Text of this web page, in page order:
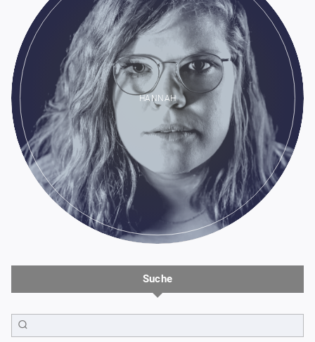
HANNAH
Suche